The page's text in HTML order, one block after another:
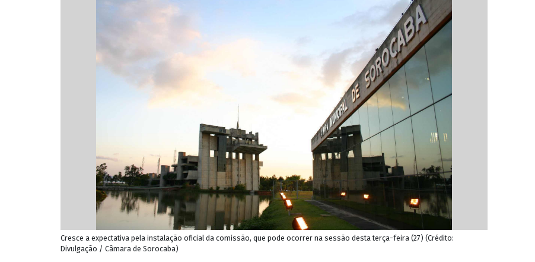
Cresce a expectativa pela instalação oficial da comissão, que pode ocorrer na sessão desta terça-feira (27) (Crédito:
Divulgação / Câmara de Sorocaba)